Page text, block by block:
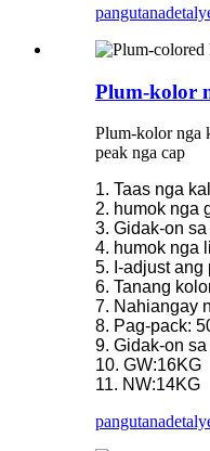
pangutana
Plum-kolor
Plum-kolor nga
peak nga cap
1. Taas nga
2. humok nga
3. Gidak-on
4. humok nga
5. I-adjust ang
6. Tanang
7. Nahiangay
8. Pag-pack:
9. Gidak-on
10. GW:16KG
11. NW:14KG
pangutana